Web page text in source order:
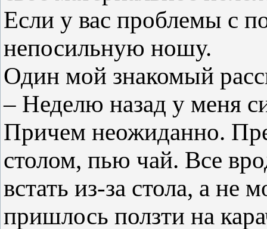
Если у вас проблемы с
непосильную ношу.
Один мой знакомый
– Неделю назад у меня
Причем неожиданно.
столом, пью чай. Все
встать из-за стола, а не
пришлось ползти на